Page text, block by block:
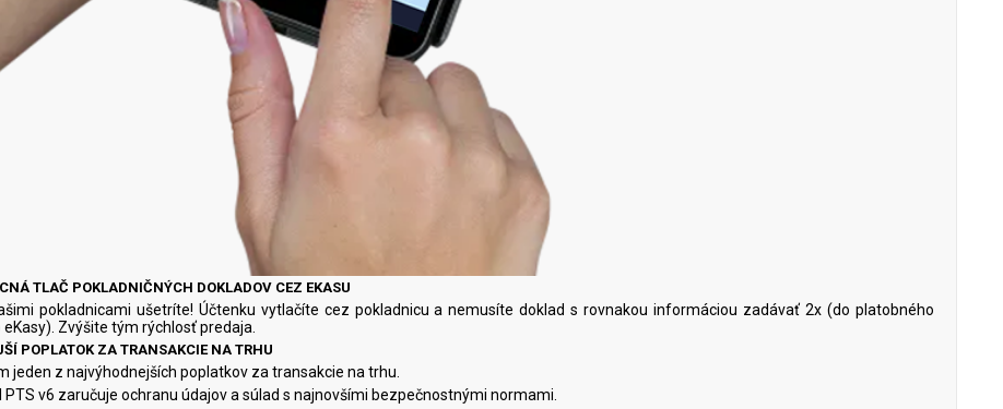
TLAČ POKLADNIČNÝCH DOKLADOV CEZ EKASU
pokladnicami ušetríte! Účtenku vytlačíte cez pokladnicu a nemusíte doklad s rovnakou informáciou zadávať 2x (do platobného
Zvýšite tým rýchlosť predaja.
POPLATOK ZA TRANSAKCIE NA TRHU
jeden z najvýhodnejších poplatkov za transakcie na trhu.
PTS v6 zaručuje ochranu údajov a súlad s najnovšími bezpečnostnými normami.